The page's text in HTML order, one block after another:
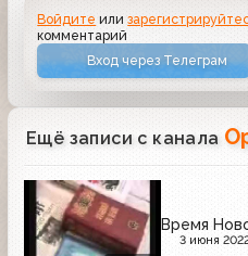
Войдите или
комментарий
Вход через Телеграм
Ещё записи с канала
Время
3 июня